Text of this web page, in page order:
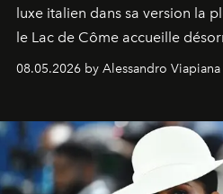
luxe italien dans sa version la
le Lac de Côme accueille
signe un takeover entre
fragrances. L’une des
08.05.2026 by Alessandro Viapiana